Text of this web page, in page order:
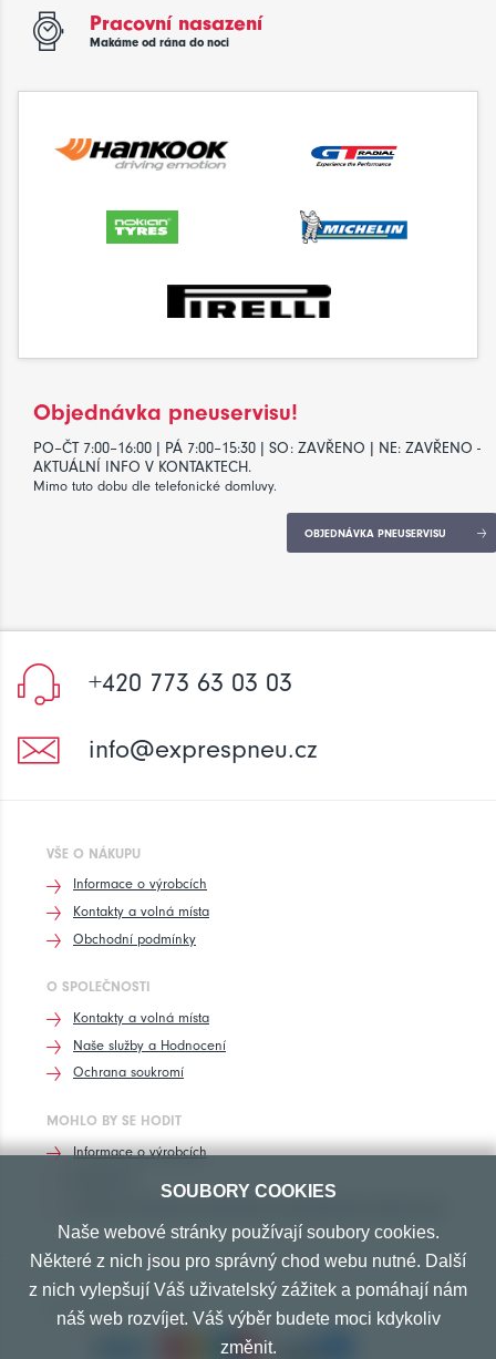
Pracovní nasazení
Makáme od rána do noci
Objednávka pneuservisu!
PO–ČT 7:00–16:00 | PÁ 7:00–15:30 | SO: ZAVŘENO | NE: ZAVŘENO -
AKTUÁLNÍ INFO V KONTAKTECH.
Mimo tuto dobu dle telefonické domluvy.
OBJEDNÁVKA PNEUSERVISU
+420 773 63 03 03
info@exprespneu.cz
VŠE O NÁKUPU
Informace o výrobcích
Kontakty a volná místa
Obchodní podmínky
O SPOLEČNOSTI
Kontakty a volná místa
Naše služby a Hodnocení
Ochrana soukromí
MOHLO BY SE HODIT
Informace o výrobcích
PŘIJÍMÁME TYTO PLATBY
SOUBORY COOKIES
Naše webové stránky používají soubory cookies.
Některé z nich jsou pro správný chod webu nutné. Další
z nich vylepšují Váš uživatelský zážitek a pomáhají nám
náš web rozvíjet. Váš výběr budete moci kdykoliv
změnit.